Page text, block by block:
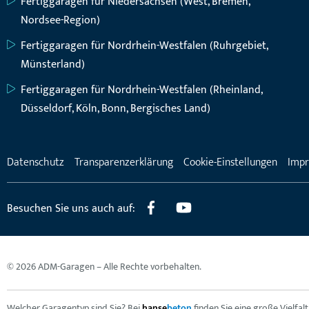
Nordsee-Region)
Fertiggaragen für Nordrhein-Westfalen (Ruhrgebiet,
Münsterland)
Fertiggaragen für Nordrhein-Westfalen (Rheinland,
Düsseldorf, Köln, Bonn, Bergisches Land)
Datenschutz Transparenzerklärung Cookie-Einstellungen
Besuchen Sie uns auch auf:
© 2026 ADM-Garagen – Alle Rechte vorbehalten.